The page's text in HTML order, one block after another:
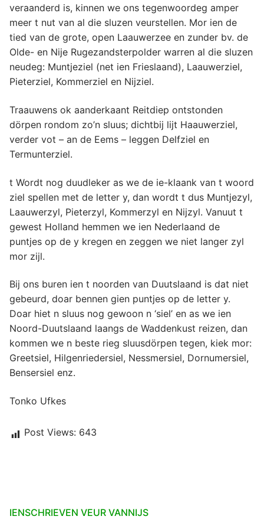
veraanderd is, kinnen we ons tegenwoordeg amper
meer t nut van al die sluzen veurstellen. Mor ien de
tied van de grote, open Laauwerzee en zunder bv. de
Olde- en Nije Rugezandsterpolder warren al die sluzen
neudeg: Muntjeziel (net ien Frieslaand), Laauwerziel,
Pieterziel, Kommerziel en Nijziel.
Traauwens ok aanderkaant Reitdiep ontstonden
dörpen rondom zo’n sluus; dichtbij lijt Haauwerziel,
verder vot – an de Eems – leggen Delfziel en
Termunterziel.
t Wordt nog duudleker as we de ie-klaank van t woord
ziel spellen met de letter y, dan wordt t dus Muntjezyl,
Laauwerzyl, Pieterzyl, Kommerzyl en Nijzyl. Vanuut t
gewest Holland hemmen we ien Nederlaand de
puntjes op de y kregen en zeggen we niet langer zyl
mor zijl.
Bij ons buren ien t noorden van Duutslaand is dat niet
gebeurd, doar bennen gien puntjes op de letter y.
Doar hiet n sluus nog gewoon n ‘siel’ en as we ien
Noord-Duutslaand laangs de Waddenkust reizen, dan
kommen we n beste rieg sluusdörpen tegen, kiek mor:
Greetsiel, Hilgenriedersiel, Nessmersiel, Dornumersiel,
Bensersiel enz.
Tonko Ufkes
Post Views: 643
IENSCHRIEVEN VEUR VANNIJS